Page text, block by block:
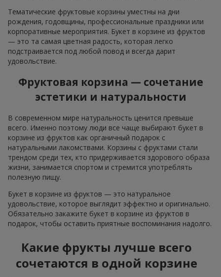
Тематические фруктовые корзины уместны на дни
рождения, годовщины, профессиональные праздники или
корпоративные мероприятия. Букет в корзине из фруктов
— это та самая цветная радость, которая легко
подстраивается под любой повод и всегда дарит
удовольствие.
Фруктовая корзина — сочетание
эстетики и натуральности
В современном мире натуральность ценится превыше
всего. Именно поэтому люди все чаще выбирают букет в
корзине из фруктов как органичный подарок с
натуральными лакомствами. Корзины с фруктами стали
трендом среди тех, кто придерживается здорового образа
жизни, занимается спортом и стремится употреблять
полезную пищу.
Букет в корзине из фруктов — это натуральное
удовольствие, которое выглядит эффектно и оригинально.
Обязательно закажите букет в корзине из фруктов в
подарок, чтобы оставить приятные воспоминания надолго.
Какие фрукты лучше всего
сочетаются в одной корзине